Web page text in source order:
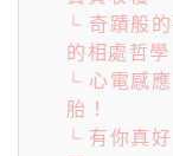
└ 奇蹟般
的相處哲學
└ 心電感
胎！
└ 有你真